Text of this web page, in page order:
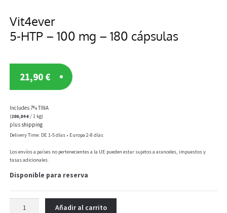
Vit4ever
5-HTP – 100 mg – 180 cápsulas
21,90 €
Includes 7% TINA
(286,84€/ 1 kg)
plus shipping
Delivery Time: DE 1-5 días • Europa 2-8 días
Los envíos a países no pertenecientes a la UE pueden estar sujetos a aranceles, impuestos y
tasas adicionales.
Disponible para reserva
Añadir al carrito